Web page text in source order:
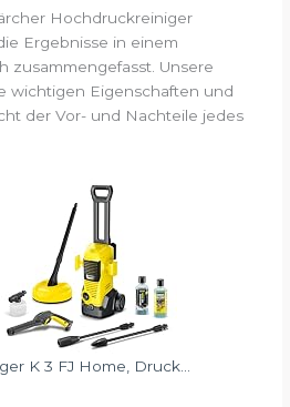
Hochdruckreiniger
Ergebnisse in einem
zusammengefasst. Unsere
wichtigen Eigenschaften und
der Vor- und Nachteile jedes
K 3 FJ Home, Druck...